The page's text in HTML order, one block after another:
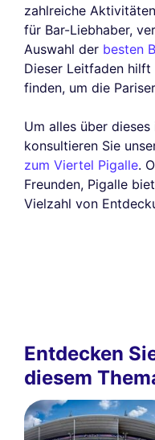
zahlreiche
für Bar-Liebhaber,
Auswahl der besten
Dieser Leitfaden
finden, um die
Um alles über
konsultieren Sie
zum Viertel Pigalle.
Freunden, Pigalle
Vielzahl von
Entdecken
diesem